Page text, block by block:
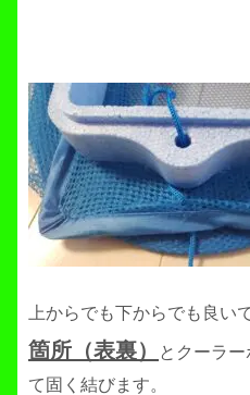
上からでも下からでも良い
箇所（表裏）
とクーラ
て固く結びます。